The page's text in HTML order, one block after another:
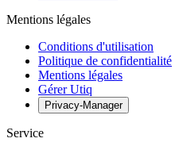
Mentions légales
Conditions d'utilisation
Politique de confidentialité
Mentions légales
Gérer Utiq
Privacy-Manager
Service